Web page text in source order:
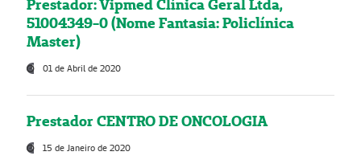
Prestador: Vipmed Clínica Geral Ltda,
51004349-0 (Nome Fantasia: Policlínica
Master)
01 de Abril de 2020
Prestador CENTRO DE ONCOLOGIA
15 de Janeiro de 2020